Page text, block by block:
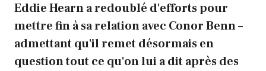
Eddie Hearn a redoublé d'efforts pour
mettre fin à sa relation avec Conor Benn –
admettant qu'il remet désormais en
question tout ce qu'on lui a dit après des